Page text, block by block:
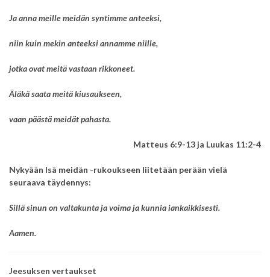
Ja anna meille meidän syntimme anteeksi,
niin kuin mekin anteeksi annamme niille,
jotka ovat meitä vastaan rikkoneet.
Äläkä saata meitä kiusaukseen,
vaan päästä meidät pahasta.
Matteus 6:9-13 ja Luukas 11:2-4
Nykyään Isä meidän -rukoukseen liitetään perään vielä
seuraava täydennys:
Sillä sinun on valtakunta ja voima ja kunnia iankaikkisesti.
Aamen.
Jeesuksen vertaukset